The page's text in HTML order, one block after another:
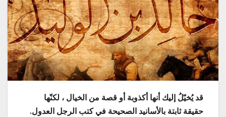
قد يُخيّلُ إليك أنها أكذوبة أو قصة من الخيال ، لكنّها
حقيقة ثابتة بالأسانيد الصحيحة في كتب الرجل العدول.